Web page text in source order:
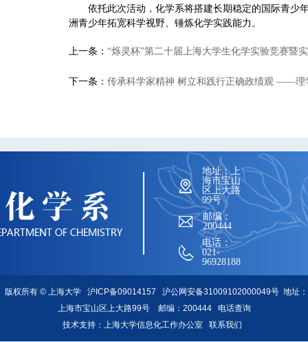
依托此次活动，化学系将搭建长期稳定的国际青少
洲青少年拓宽科学视野、锤炼化学实践能力。
上一条： “烁灵杯”第二十届上海大学生化学实验竞赛暨
下一条： 传承科学家精神 树立和践行正确政绩观 ——理
地址：上
海市宝山
区上大路
99号
邮编：
200444
电话：
021-
96928188
版权所有 ©上海大学 沪ICP备09014157 沪公网安备31009102000049号地址：
上海市宝山区上大路99号 邮编：200444 电话查询
技术支持： 上海大学信息化工作办公室 联系我们